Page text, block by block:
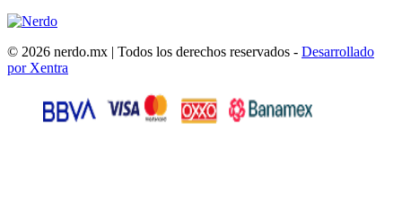
© 2026 nerdo.mx | Todos los derechos reservados - Desarrollado
por Xentra